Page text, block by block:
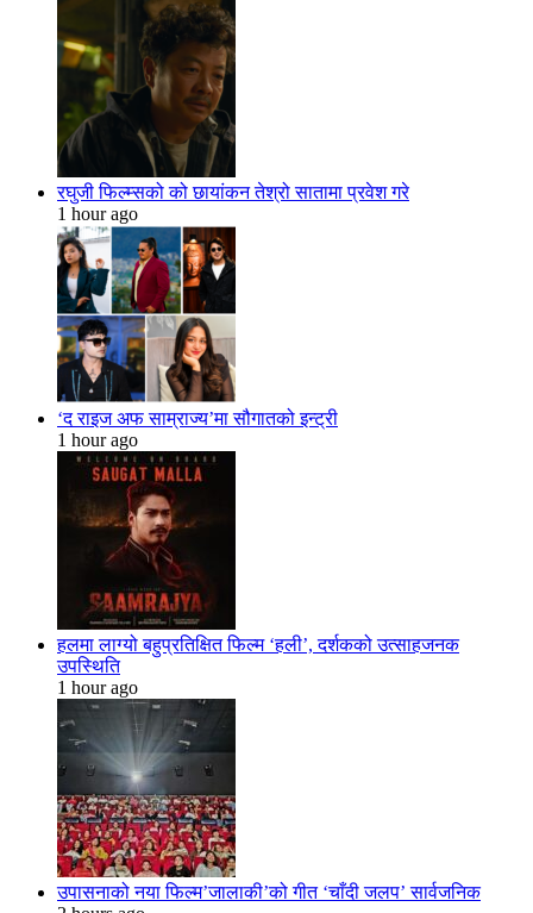
रघुजी फिल्म्सको को छायांकन तेश्रो सातामा प्रवेश गरे
1 hour ago
‘द राइज अफ साम्राज्य’मा सौगातको इन्ट्री
1 hour ago
हलमा लाग्यो बहुप्रतिक्षित फिल्म ‘हली’, दर्शकको उत्साहजनक
उपस्थिति
1 hour ago
उपासनाको नया फिल्म’जालाकी’को गीत ‘चाँदी जलप’ सार्वजनिक